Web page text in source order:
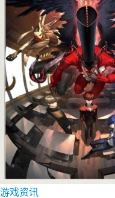
游戏资讯